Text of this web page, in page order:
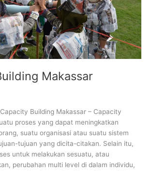
Makassar
Building Makassar – Capacity
proses yang dapat meningkatkan
suatu organisasi atau suatu sistem
tujuan yang dicita-citakan. Selain itu,
untuk melakukan sesuatu, atau
perubahan multi level di dalam individu,